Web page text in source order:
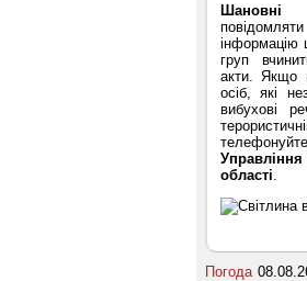
Шановні
інформацію
груп
акти. Якщо
осіб, які
вибухові
області
Погода